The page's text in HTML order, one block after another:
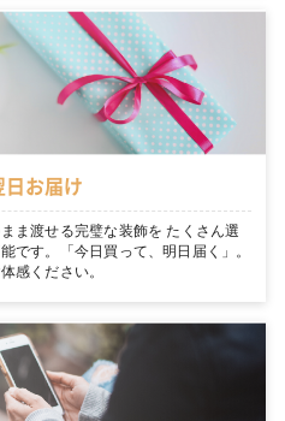
日お届け
ま渡せる完璧な装飾を たくさん選
です。「今日買って、明日届く」。
感ください。